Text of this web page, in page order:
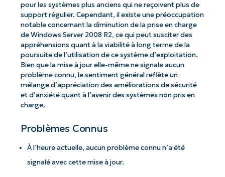
pour les systèmes plus anciens qui ne reçoivent plus de
support régulier. Cependant, il existe une préoccupation
notable concernant la diminution de la prise en charge
de Windows Server 2008 R2, ce qui peut susciter des
appréhensions quant à la viabilité à long terme de la
poursuite de l’utilisation de ce système d’exploitation.
Bien que la mise à jour elle-même ne signale aucun
problème connu, le sentiment général reflète un
mélange d’appréciation des améliorations de sécurité
et d’anxiété quant à l’avenir des systèmes non pris en
charge.
Problèmes Connus
À l’heure actuelle, aucun problème connu n’a été
signalé avec cette mise à jour.